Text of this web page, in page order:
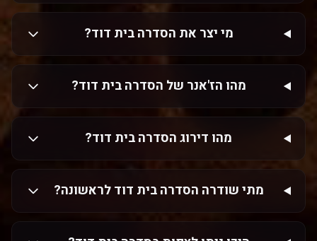
מי יצר את הסדרה בית דוד?
מהו הז'אנר של הסדרה בית דוד?
מהו דירוג הסדרה בית דוד?
מתי שודרה הסדרה בית דוד לראשונה?